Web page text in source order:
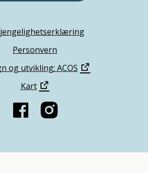
Personvern
og utvikling: ACOS
Kart